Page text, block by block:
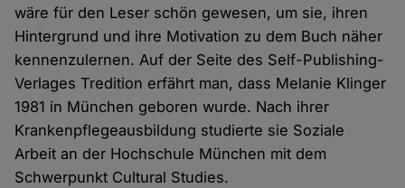
wäre für den Leser schön gewesen, um sie, ihren
Hintergrund und ihre Motivation zu dem Buch näher
kennenzulernen. Auf der Seite des Self-Publishing-
Verlages Tredition erfährt man, dass Melanie Klinger
1981 in München geboren wurde. Nach ihrer
Krankenpflegeausbildung studierte sie Soziale
Arbeit an der Hochschule München mit dem
Schwerpunkt Cultural Studies.